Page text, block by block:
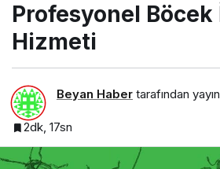
Profesyonel Böcek
Hizmeti
Beyan Haber tarafından
2dk, 17sn